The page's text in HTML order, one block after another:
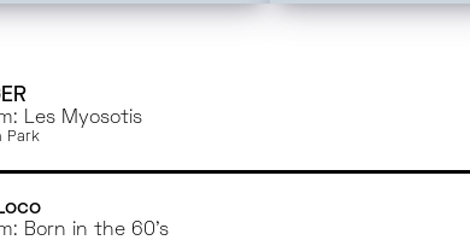
Les Myosotis
Park
Born in the 60's